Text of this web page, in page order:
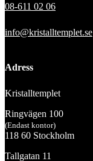
08-611 02 06
info@kristalltemplet.se
Adress
Kristalltemplet
Ringvägen 100
(Endast kontor)
118 60 Stockholm
Tallgatan 11